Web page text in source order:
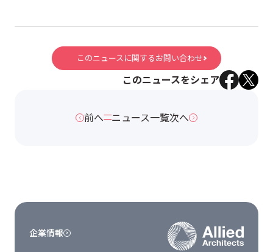
このニュースに関するお問い合わせ
このニュースをシェア
前へ ニュース一覧次へ
企業情報